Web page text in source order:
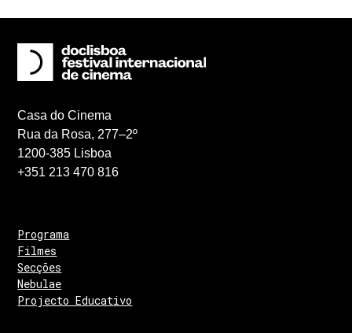
Casa do Cinema
Rua da Rosa, 277–2º
1200-385 Lisboa
+351 213 470 816
Programa
Filmes
Secções
Nebulae
Projecto Educativo